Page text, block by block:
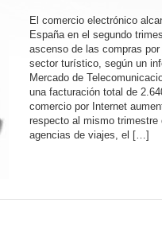
El comercio electrónico
España en el segundo
ascenso de las compras
sector turístico, según un
Mercado de
una facturación total de
comercio por Internet
respecto al mismo trimestre
agencias de viajes, el […]